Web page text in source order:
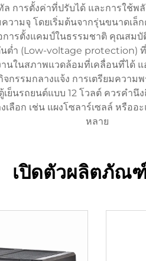
ารตั้งค่าที่ปรับได้ และการใช้พ
ามจุ โดยเริ่มต้นจากรุ่นขนาดเ
การตั้งแคมป์ในธรรมชาติ คุณส
ำ (Low-voltage protection)
นในสภาพแวดล้อมที่เคลื่อนที่ได้
กรรมกลางแจ้ง การเตรียมควา
นรถยนต์แบบ 12 โวลต์ ควรคำ
อก เช่น แผงโซลาร์เซลล์ หรือ
หลาย
เปิดตัวผลิตภัณ